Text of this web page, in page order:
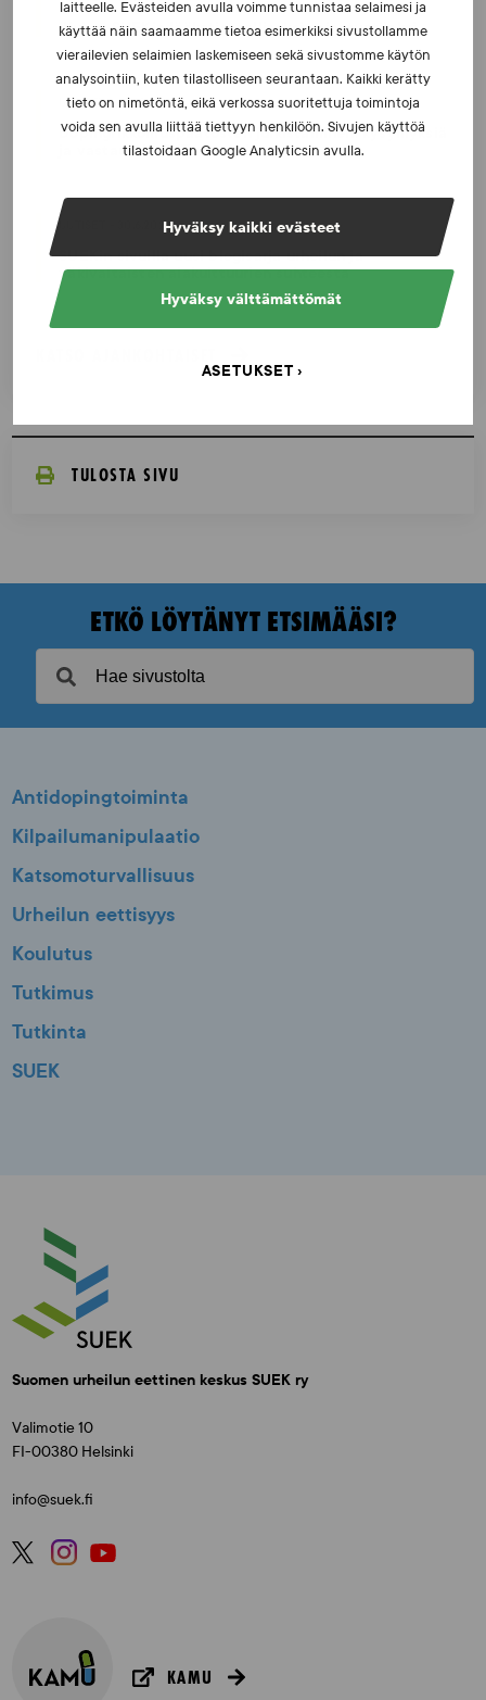
laitteelle. Evästeiden avulla voimme tunnistaa selaimesi ja
käyttää näin saamaamme tietoa esimerkiksi sivustollamme
vierailevien selaimien laskemiseen sekä sivustomme käytön
analysointiin, kuten tilastolliseen seurantaan. Kaikki kerätty
tieto on nimetöntä, eikä verkossa suoritettuja toimintoja
voida sen avulla liittää tiettyyn henkilöön. Sivujen käyttöä
tilastoidaan Google Analyticsin avulla.
Hyväksy kaikki evästeet
Hyväksy välttämättömät
ASETUKSET
Iljukov SUEKin lääketieteelliseksi asiantuntijaksi
UUTISET - 16.7.2026
Dopingrikkomuspäätösten julkistaminen: kysymyksiä
ja vastauksia EUT:n ratkaisusta
UUTISET - 30.6.2026
SUEKin sivuilla uusi blogisarja urheilun ja
väkivaltaisten alakulttuurien suhteesta
TULOSTA SIVU
ETKÖ LÖYTÄNYT ETSIMÄÄSI?
Antidopingtoiminta
Kilpailumanipulaatio
Katsomoturvallisuus
Urheilun eettisyys
Koulutus
Tutkimus
Tutkinta
SUEK
Suomen urheilun eettinen keskus SUEK ry
Valimotie 10
FI-00380 Helsinki
info@suek.fi
KAMU